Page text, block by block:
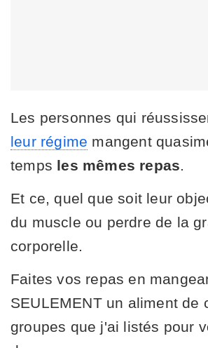
Les personnes qui
leur régime mangent
temps les mêmes repas.
Et ce, quel que soit leur
du muscle ou perdre de la
corporelle.
Faites vos repas en
SEULEMENT un aliment de
groupes que j'ai listés pour